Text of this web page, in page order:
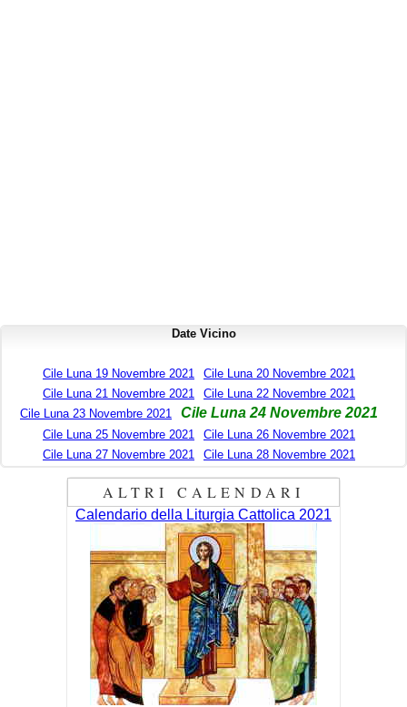
Date Vicino
Cile Luna 19 Novembre 2021
Cile Luna 20 Novembre 2021
Cile Luna 21 Novembre 2021
Cile Luna 22 Novembre 2021
Cile Luna 23 Novembre 2021
Cile Luna 24 Novembre 2021
Cile Luna 25 Novembre 2021
Cile Luna 26 Novembre 2021
Cile Luna 27 Novembre 2021
Cile Luna 28 Novembre 2021
ALTRI CALENDARI
Calendario della Liturgia Cattolica 2021